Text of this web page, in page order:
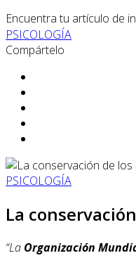
Encuentra tu artículo de
PSICOLOGÍA
Compártelo
PSICOLOGÍA
La
“La Organización